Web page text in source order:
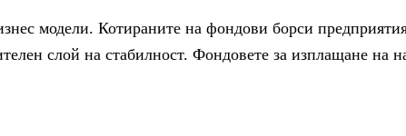
модели. Котираните на фондови борси
слой на стабилност. Фондовете за изплащане на